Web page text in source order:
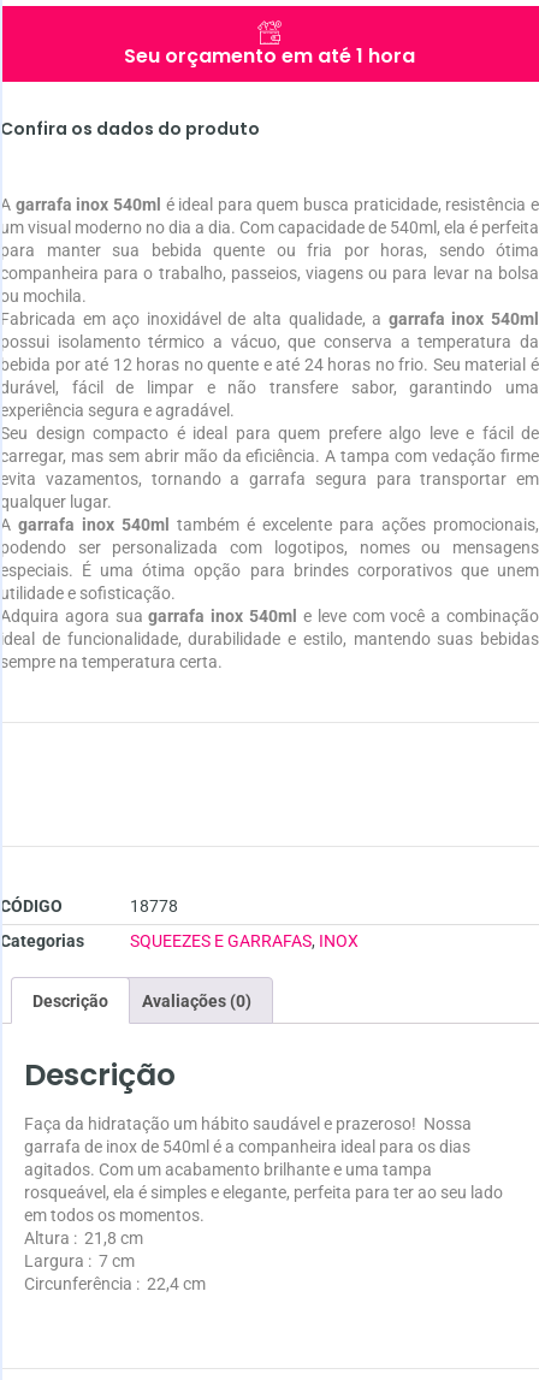
Seu orçamento em até 1 hora
Confira os dados do produto
A garrafa inox 540ml é ideal para quem busca praticidade, resistência e
um visual moderno no dia a dia. Com capacidade de 540ml, ela é perfeita
para manter sua bebida quente ou fria por horas, sendo ótima
companheira para o trabalho, passeios, viagens ou para levar na bolsa
ou mochila.
Fabricada em aço inoxidável de alta qualidade, a garrafa inox 540ml
possui isolamento térmico a vácuo, que conserva a temperatura da
bebida por até 12 horas no quente e até 24 horas no frio. Seu material é
durável, fácil de limpar e não transfere sabor, garantindo uma
experiência segura e agradável.
Seu design compacto é ideal para quem prefere algo leve e fácil de
carregar, mas sem abrir mão da eficiência. A tampa com vedação firme
evita vazamentos, tornando a garrafa segura para transportar em
qualquer lugar.
A garrafa inox 540ml
também é excelente para ações promocionais,
podendo ser personalizada com logotipos, nomes ou mensagens
especiais. É uma ótima opção para brindes corporativos que unem
utilidade e sofisticação.
Adquira agora suagarrafa inox 540ml e leve com você a combinação
ideal de funcionalidade, durabilidade e estilo, mantendo suas bebidas
sempre na temperatura certa.
CÓDIGO
18778
Categorias
SQUEEZES E GARRAFAS, INOX
Descrição Avaliações (0)
Descrição
Faça da hidratação um hábito saudável e prazeroso! Nossa
garrafa de inox de 540ml é a companheira ideal para os dias
agitados. Com um acabamento brilhante e uma tampa
rosqueável, ela é simples e elegante, perfeita para ter ao seu lado
em todos os momentos.
Altura : 21,8 cm
Largura : 7 cm
Circunferência : 22,4 cm